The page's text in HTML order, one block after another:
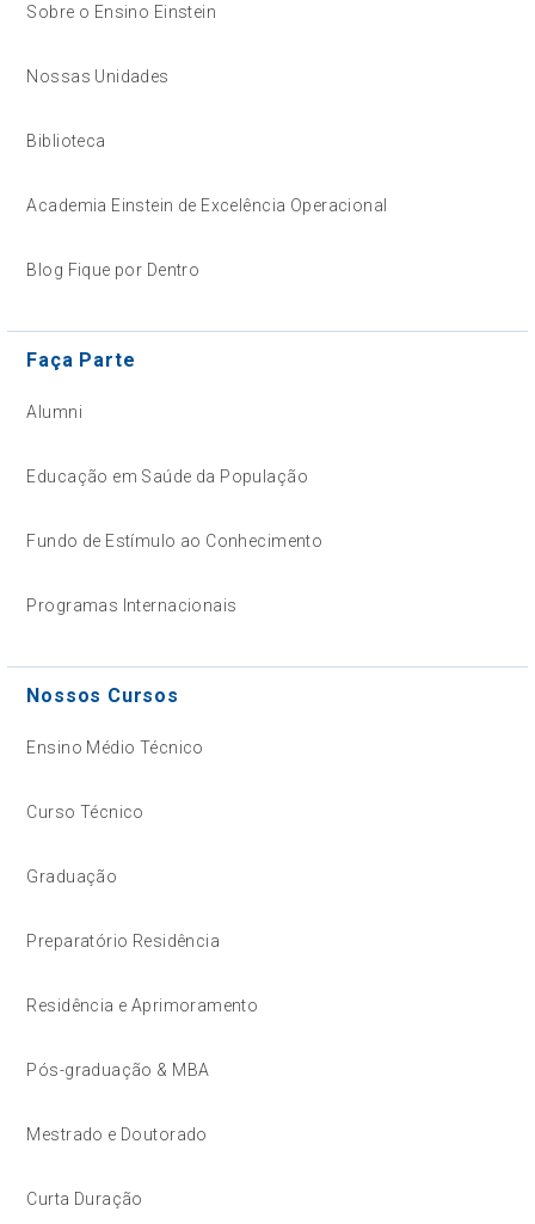
Sobre o Ensino Einstein
Nossas Unidades
Biblioteca
Academia Einstein de Excelência Operacional
Blog Fique por Dentro
Faça Parte
Alumni
Educação em Saúde da População
Fundo de Estímulo ao Conhecimento
Programas Internacionais
Nossos Cursos
Ensino Médio Técnico
Curso Técnico
Graduação
Preparatório Residência
Residência e Aprimoramento
Pós-graduação & MBA
Mestrado e Doutorado
Curta Duração